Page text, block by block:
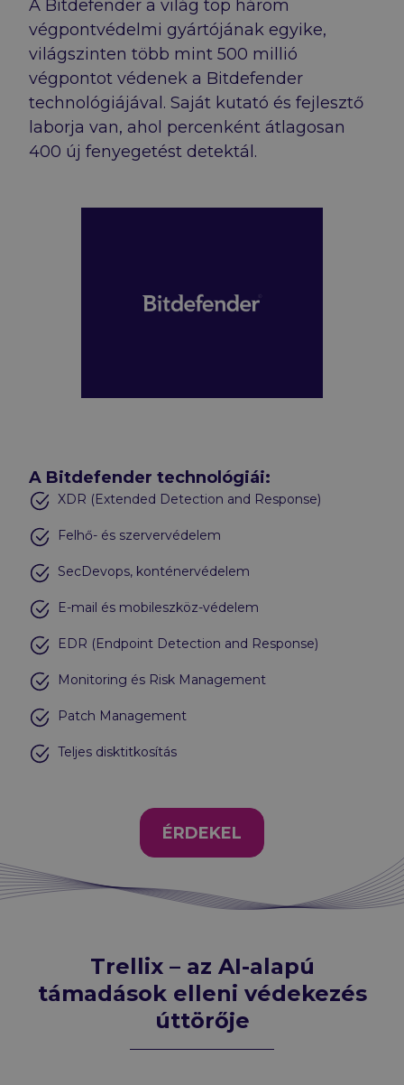
A Bitdefender a világ top három
végpontvédelmi gyártójának egyike,
világszinten több mint 500 millió
végpontot védenek a Bitdefender
technológiájával. Saját kutató és fejlesztő
laborja van, ahol percenként átlagosan
400 új fenyegetést detektál.
A Bitdefender technológiái:
XDR (Extended Detection and Response)
Felhő- és szervervédelem
SecDevops, konténervédelem
E-mail és mobileszköz-védelem
EDR (Endpoint Detection and Response)
Monitoring és Risk Management
Patch Management
Teljes disktitkosítás
ÉRDEKEL
Trellix – az AI-alapú
támadások elleni védekezés
úttörője